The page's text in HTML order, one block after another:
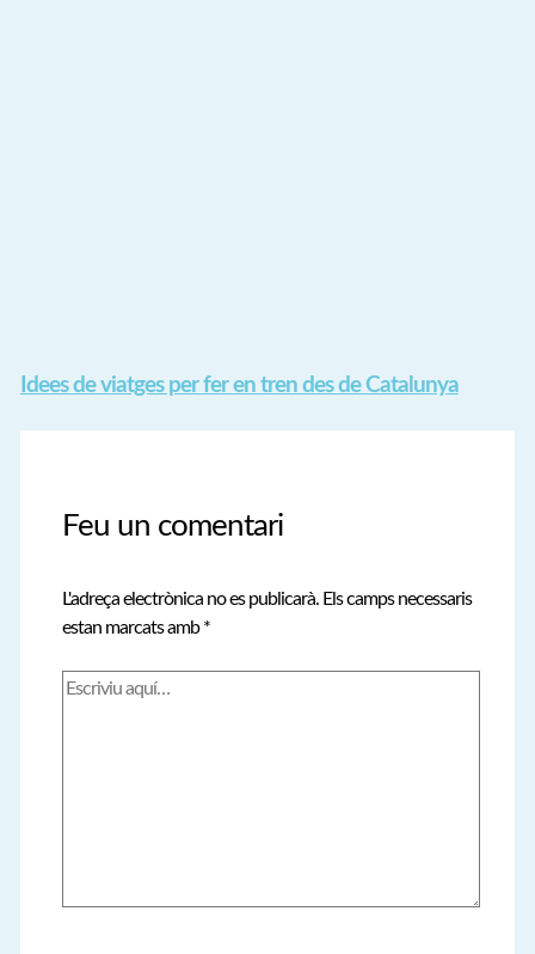
Idees de viatges per fer en tren des de Catalunya
Feu un comentari
L'adreça electrònica no es publicarà. Els camps necessaris
estan marcats amb*
Escriviu